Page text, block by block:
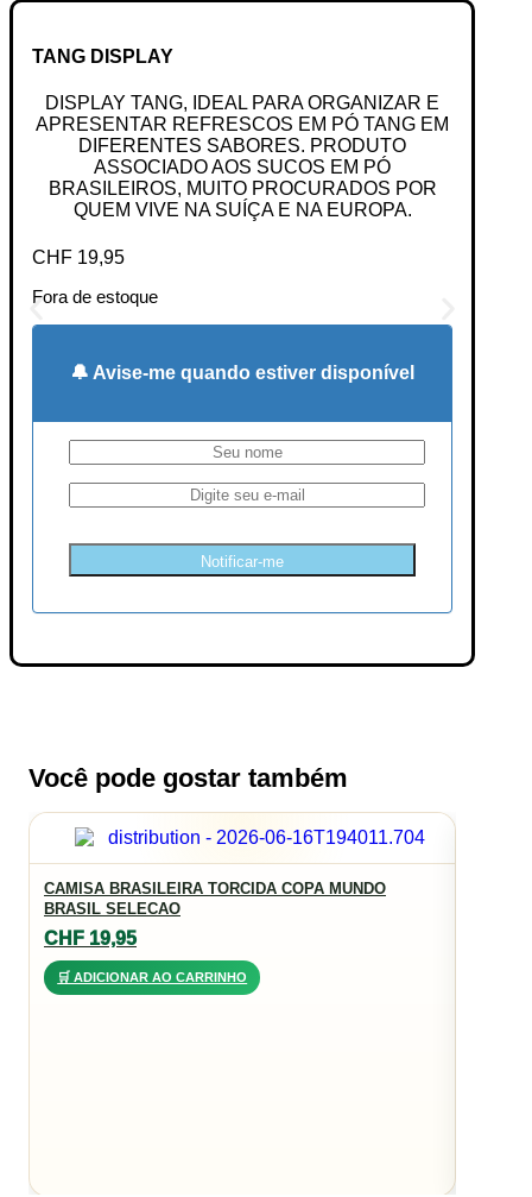
TANG DISPLAY
DISPLAY TANG, IDEAL PARA ORGANIZAR E
APRESENTAR REFRESCOS EM PÓ TANG EM
DIFERENTES SABORES. PRODUTO
ASSOCIADO AOS SUCOS EM PÓ
BRASILEIROS, MUITO PROCURADOS POR
QUEM VIVE NA SUÍÇA E NA EUROPA.
CHF 19,95
Fora de estoque
🔔 Avise-me quando estiver disponível
Notificar-me
Você pode gostar também
CAMISA BRASILEIRA TORCIDA COPA MUNDO
BRASIL SELECAO
CHF 19,95
🛒 ADICIONAR AO CARRINHO